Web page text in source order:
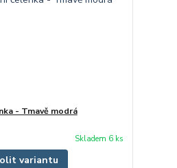
- Tmavě modrá
Skladem 6 ks
variantu